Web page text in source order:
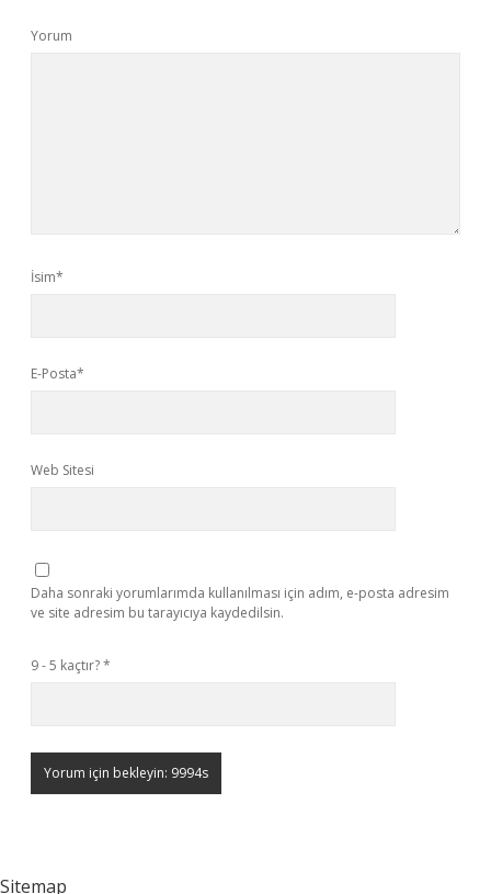
Yorum
İsim*
E-Posta*
Web Sitesi
Daha sonraki yorumlarımda kullanılması için adım, e-posta adresim
ve site adresim bu tarayıcıya kaydedilsin.
9 - 5 kaçtır?*
Sitemap